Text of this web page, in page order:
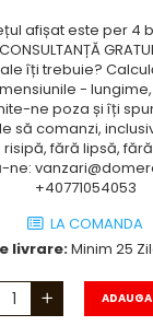
afișat este per 4
CONSULTANȚĂ
îți trebuie?
-
ne poza și îți
să comanzi,
fără lipsă,
+40771054053
LA COMANDA
livrare:Minim 25